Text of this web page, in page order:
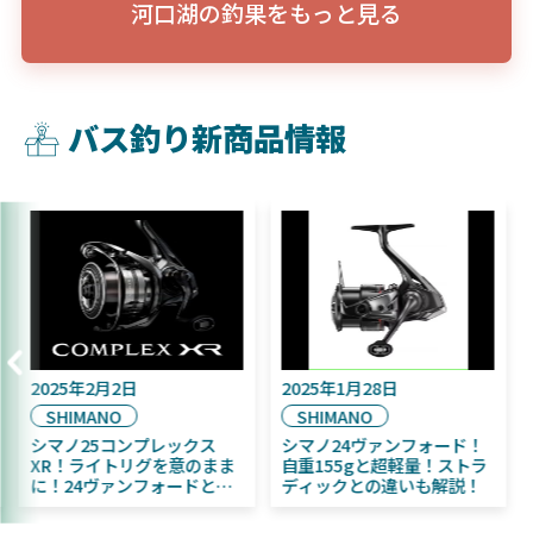
河口湖の釣果をもっと見る
バス釣り新商品情報
2025年9月16日
DAIWA
2025年11月発売予定！
DAIWA ふく魚／ちびふく魚
はビッグベイト初心者にお
2025年2月2日
SHIMANO
シマノ25コンプレックス
XR！ライトリグを意のまま
に！24ヴァンフォードとの